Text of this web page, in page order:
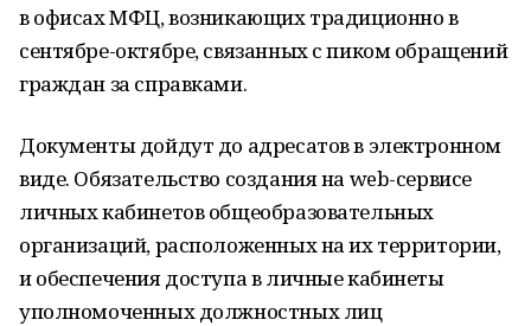
в офисах МФЦ, возникающих традиционно в
сентябре-октябре, связанных с пиком обращений
граждан за справками.
Документы дойдут до адресатов в электронном
виде. Обязательство создания на web-сервисе
личных кабинетов общеобразовательных
организаций, расположенных на их территории,
и обеспечения доступа в личные кабинеты
уполномоченных должностных лиц